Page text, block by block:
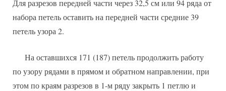
Для разрезов передней части через 32,5 см или 94 ряда от
набора петель оставить на передней части средние 39
петель узора 2.
На оставшихся 171 (187) петель продолжить работу
по узору рядами в прямом и обратном направлении, при
этом по краям разрезов в 1-м ряду закрыть 1 петлю и